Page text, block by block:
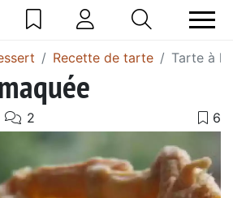
Recette de tarte Tarte à